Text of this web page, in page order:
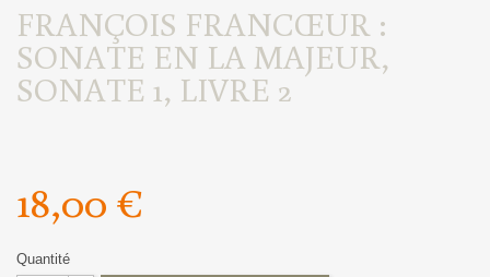
FRANÇOIS FRANCŒUR :
SONATE EN LA MAJEUR,
SONATE 1, LIVRE 2
18,00 €
Quantité